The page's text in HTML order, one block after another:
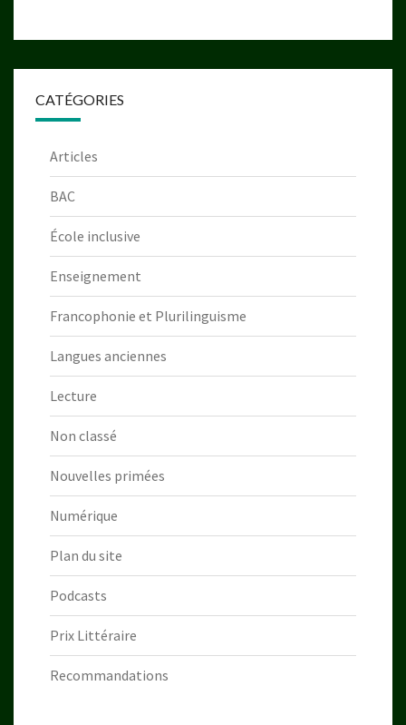
CATÉGORIES
Articles
BAC
École inclusive
Enseignement
Francophonie et Plurilinguisme
Langues anciennes
Lecture
Non classé
Nouvelles primées
Numérique
Plan du site
Podcasts
Prix Littéraire
Recommandations